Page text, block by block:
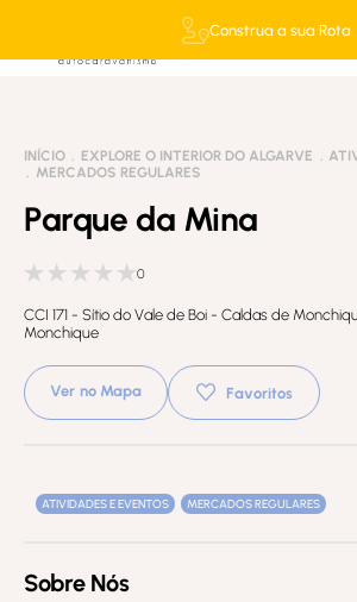
Construa a sua Rota
INÍCIO EXPLORE O INTERIOR DO ALGARVE
MERCADOS REGULARES
Parque da Mina
0
CCI 171 - Sítio do Vale de Boi - Caldas de
Monchique
Ver no Mapa Favoritos
ATIVIDADES E EVENTOS MERCADOS REGULARES
Sobre Nós